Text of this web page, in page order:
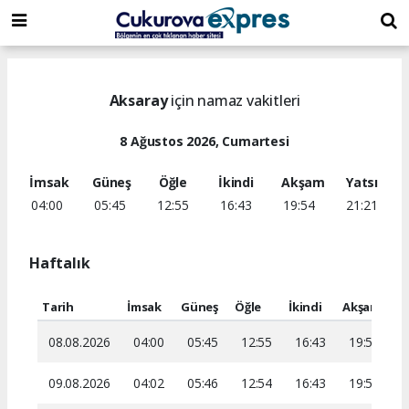
dini
chat
islami
chat
islami
sohbetler
Aksarayiçin namaz vakitleri
8 Ağustos 2026, Cumartesi
İmsak
04:00
Güneş
05:45
Öğle
12:55
İkindi
16:43
Akşam
19:54
Yatsı
21:21
Haftalık
Tarih İmsak Güneş Öğle İkindi Akşam
08.08.2026 04:00 05:45 12:55 16:43 19:54
09.08.2026 04:02 05:46 12:54 16:43 19:52